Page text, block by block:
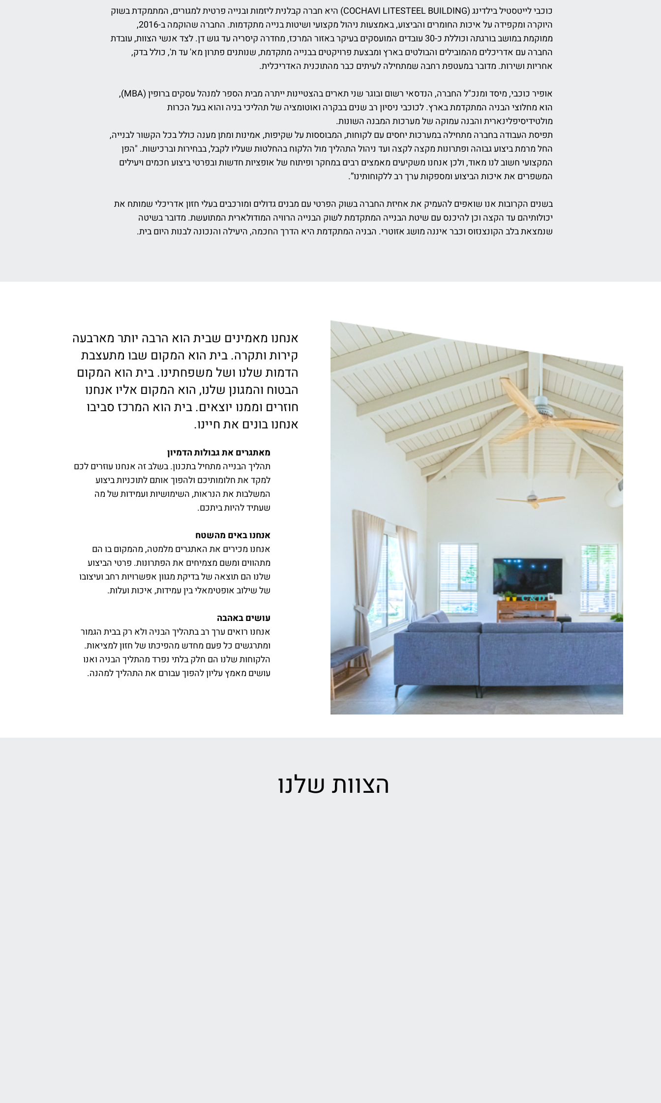
כוכבי לייטסטיל בילדינג (COCHAVI LITESTEEL BUILDING) היא חברה קבלנית ליזמות ובנייה פרטית למגורים, המתמקדת בשוק
היוקרה ומקפידה על איכות החומרים והביצוע, באמצעות ניהול מקצועי ושיטות בנייה מתקדמות. החברה שהוקמה ב-2016,
ממוקמת במושב בורגתה וכוללת כ-30 עובדים המועסקים בעיקר באזור המרכז, מחדרה קיסריה עד גוש דן. לצד אנשי הצוות, עובדת
החברה עם אדריכלים מהמובילים והבולטים בארץ ומבצעת פרויקטים בבנייה מתקדמת, שנותנים פתרון מא' עד ת', כולל בדק,
אחריות ושירות. מדובר במעטפת רחבה שמתחילה לעיתים כבר מהתוכנית האדריכלית.
אופיר כוכבי, מיסד ומנכ"ל החברה, הנדסאי רשום ובוגר שני תארים בהצטיינות ייתרה מבית הספר למנהל עסקים ברופין (MBA),
הוא מחלוצי הבניה המתקדמת בארץ. לכוכבי ניסיון רב שנים בבקרה ואוטומציה של תהליכי בניה והוא בעל הכרות
מולטידיסיפלינארית והבנה עמוקה של מערכות המבנה השונות.
תפיסת העבודה בחברה מתחילה במערכות יחסים עם לקוחות, המבוססות על שקיפות, אמינות ומתן מענה כולל בכל הקשור לבנייה,
החל מרמת ביצוע גבוהה ופתרונות מקצה לקצה ועד ניהול התהליך מול הלקוח בהחלטות שעליו לקבל, בבחירות וברכישות. "הפן
המקצועי חשוב לנו מאוד, ולכן אנחנו משקיעים מאמצים רבים במחקר ופיתוח של אופציות חדשות ובפרטי ביצוע חכמים ויעילים
המשפרים את איכות הביצוע ומספקות ערך רב ללקוחותינו”.
בשנים הקרובות אנו שואפים להעמיק את אחיזת החברה בשוק הפרטי עם מבנים גדולים ומורכבים בעלי חזון אדריכלי שמותח את
יכולותיהם עד הקצה וכן להיכנס עם שיטת הבנייה המתקדמת לשוק הבנייה הרוויה המודולארית המתועשת. מדובר בשיטה
שנמצאת בלב הקונצנזוס וכבר איננה מושג אזוטרי. הבניה המתקדמת היא הדרך החכמה, היעילה והנכונה לבנות היום בית.
אנחנו מאמינים שבית הוא הרבה יותר מארבעה
קירות ותקרה. בית הוא המקום שבו מתעצבת
הדמות שלנו ושל משפחתינו. בית הוא המקום
הבטוח והמגונן שלנו, הוא המקום אליו אנחנו
חוזרים וממנו יוצאים. בית הוא המרכז סביבו
אנחנו בונים את חיינו.
מאתגרים את גבולות הדמיון
תהליך הבנייה מתחיל בתכנון. בשלב זה אנחנו עוזרים לכם
למקד את חלומותיכם ולהפוך אותם לתוכניות ביצוע
המשלבות את הנראות, השימושיות ועמידות של מה
שעתיד להיות ביתכם.
אנחנו באים מהשטח
אנחנו מכירים את האתגרים מלמטה, מהמקום בו הם
מתהווים ומשם מצמיחים את הפתרונות. פרטי הביצוע
שלנו הם תוצאה של בדיקת מגוון אפשרויות רחב ועיצובו
של שילוב אופטימאלי בין עמידות, איכות ועלות.
עושים באהבה
אנחנו רואים ערך רב בתהליך הבניה ולא רק בבית הגמור
ומתרגשים כל פעם מחדש מהפיכתו של חזון למציאות.
הלקוחות שלנו הם חלק בלתי נפרד מהתליך הבניה ואנו
עושים מאמץ עליון להפוך עבורם את התהליך למהנה.
הצוות שלנו